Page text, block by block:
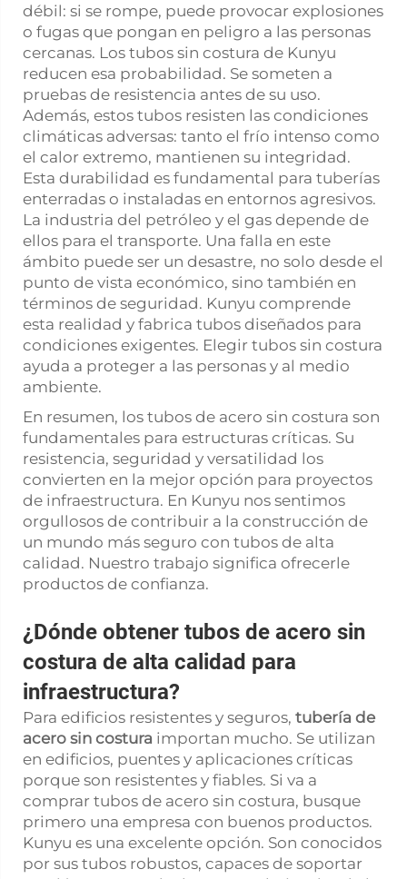
débil: si se rompe, puede provocar explosiones
o fugas que pongan en peligro a las personas
cercanas. Los tubos sin costura de Kunyu
reducen esa probabilidad. Se someten a
pruebas de resistencia antes de su uso.
Además, estos tubos resisten las condiciones
climáticas adversas: tanto el frío intenso como
el calor extremo, mantienen su integridad.
Esta durabilidad es fundamental para tuberías
enterradas o instaladas en entornos agresivos.
La industria del petróleo y el gas depende de
ellos para el transporte. Una falla en este
ámbito puede ser un desastre, no solo desde el
punto de vista económico, sino también en
términos de seguridad. Kunyu comprende
esta realidad y fabrica tubos diseñados para
condiciones exigentes. Elegir tubos sin costura
ayuda a proteger a las personas y al medio
ambiente.
En resumen, los tubos de acero sin costura son
fundamentales para estructuras críticas. Su
resistencia, seguridad y versatilidad los
convierten en la mejor opción para proyectos
de infraestructura. En Kunyu nos sentimos
orgullosos de contribuir a la construcción de
un mundo más seguro con tubos de alta
calidad. Nuestro trabajo significa ofrecerle
productos de confianza.
¿Dónde obtener tubos de acero sin
costura de alta calidad para
infraestructura?
Para edificios resistentes y seguros, tubería de
acero sin costura importan mucho. Se utilizan
en edificios, puentes y aplicaciones críticas
porque son resistentes y fiables. Si va a
comprar tubos de acero sin costura, busque
primero una empresa con buenos productos.
Kunyu es una excelente opción. Son conocidos
por sus tubos robustos, capaces de soportar